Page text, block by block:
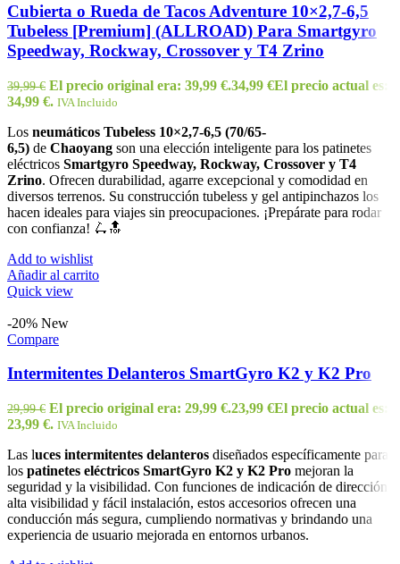
Cubierta o Rueda de Tacos Adventure 10×2,7-6,5
Tubeless [Premium] (ALLROAD) Para Smartgyro
Speedway, Rockway, Crossover y T4 Zrino
39,99€ El precio original era: 39,99 €.34,99 €El precio actual es:
34,99 €. IVA Incluido
Los neumáticos Tubeless 10×2,7-6,5 (70/65-
6,5) de Chaoyang son una elección inteligente para los patinetes
eléctricos Smartgyro Speedway, Rockway, Crossover y T4
Zrino. Ofrecen durabilidad, agarre excepcional y comodidad en
diversos terrenos. Su construcción tubeless y gel antipinchazos los
hacen ideales para viajes sin preocupaciones. ¡Prepárate para rodar
con confianza! 🛴🔝
Add to wishlist
Añadir al carrito
Quick view
-20% New
Compare
Intermitentes Delanteros SmartGyro K2 y K2 Pro
29,99€ El precio original era: 29,99 €.23,99 €El precio actual es:
23,99 €. IVA Incluido
Las luces intermitentes delanteros diseñados específicamente para
los patinetes eléctricos SmartGyro K2 y K2 Pro mejoran la
seguridad y la visibilidad. Con funciones de indicación de dirección,
alta visibilidad y fácil instalación, estos accesorios ofrecen una
conducción más segura, cumpliendo normativas y brindando una
experiencia de usuario mejorada en entornos urbanos.